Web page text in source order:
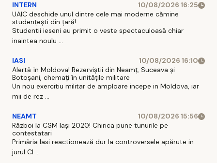
INTERN
10/08/2026 16:25
UAIC deschide unul dintre cele mai moderne cămine
studențești din țară!
Studentii ieseni au primit o veste spectaculoasă chiar
inaintea noulu ...
IASI
10/08/2026 16:10
Alertă în Moldova! Rezerviștii din Neamț, Suceava și
Botoșani, chemați în unitățile militare
Un nou exercitiu militar de amploare incepe in Moldova, iar
mii de rez ...
NEAMT
10/08/2026 15:56
Război la CSM Iași 2020! Chirica pune tunurile pe
contestatari
Primăria Iasi reactionează dur la controversele apărute in
jurul Cl ...